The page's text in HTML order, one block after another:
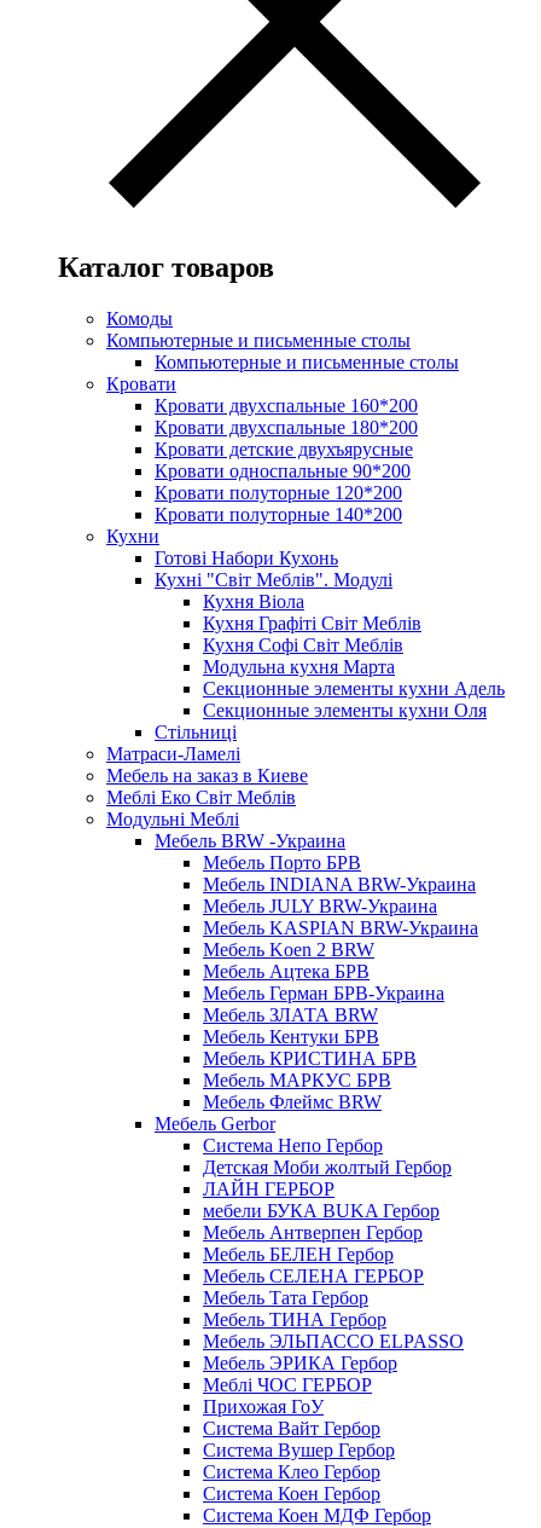
Каталог товаров
Комоды
Компьютерные и письменные столы
Компьютерные и письменные столы
Кровати
Кровати двухспальные 160*200
Кровати двухспальные 180*200
Кровати детские двухъярусные
Кровати односпальные 90*200
Кровати полуторные 120*200
Кровати полуторные 140*200
Кухни
Готові Набори Кухонь
Кухні "Світ Меблів". Модулі
Кухня Віола
Кухня Графіті Світ Меблів
Кухня Софі Світ Меблів
Модульна кухня Марта
Секционные элементы кухни Адель
Секционные элементы кухни Оля
Стільниці
Матраси-Ламелі
Мебель на заказ в Киеве
Меблі Еко Світ Меблів
Модульні Меблі
Мебель BRW -Украина
Мебель Порто БРВ
Мебель INDIANA BRW-Украина
Мебель JULY BRW-Украина
Мебель KASPIAN BRW-Украина
Мебель Koen 2 BRW
Мебель Ацтека БРВ
Мебель Герман БРВ-Украина
Мебель ЗЛАТА BRW
Мебель Кентуки БРВ
Мебель КРИСТИНА БРВ
Мебель МАРКУС БРВ
Мебель Флеймс BRW
Мебель Gerbor
Cистема Непо Гербор
Детская Моби жолтый Гербор
ЛАЙН ГЕРБОР
мебели БУКА BUKA Гербор
Мебель Антверпен Гербор
Мебель БЕЛЕН Гербор
Мебель СЕЛЕНА ГЕРБОР
Мебель Тата Гербор
Мебель ТИНА Гербор
Мебель ЭЛЬПАССО ELPASSO
Мебель ЭРИКА Гербор
Меблі ЧОС ГЕРБОР
Прихожая ГоУ
Система Вайт Гербор
Система Вушер Гербор
Система Клео Гербор
Система Коен Гербор
Система Коен МДФ Гербор